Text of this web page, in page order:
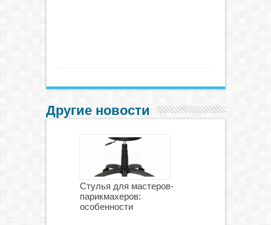
Другие новости
Стулья для мастеров-
парикмахеров:
особенности